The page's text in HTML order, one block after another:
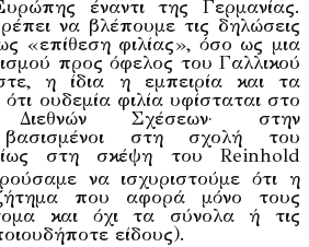
έναντι της Γερμανίας.
να βλέπουμε τις δηλώσεις
«επίθεση φιλίας», όσο ως μια
προς όφελος του Γαλλικού
η ίδια η εμπειρία και τα
ουδεμία φιλία υφίσταται στο
Σχέσεων· στην
βασισμένοι στη σχολή του
στη σκέψη του Reinhold
να ισχυριστούμε ότι η
που αφορά μόνο τους
και όχι τα σύνολα ή τις
είδους).